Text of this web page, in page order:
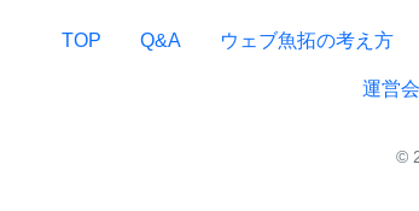
TOP Q&A ウェブ魚拓の考え方
運営
©